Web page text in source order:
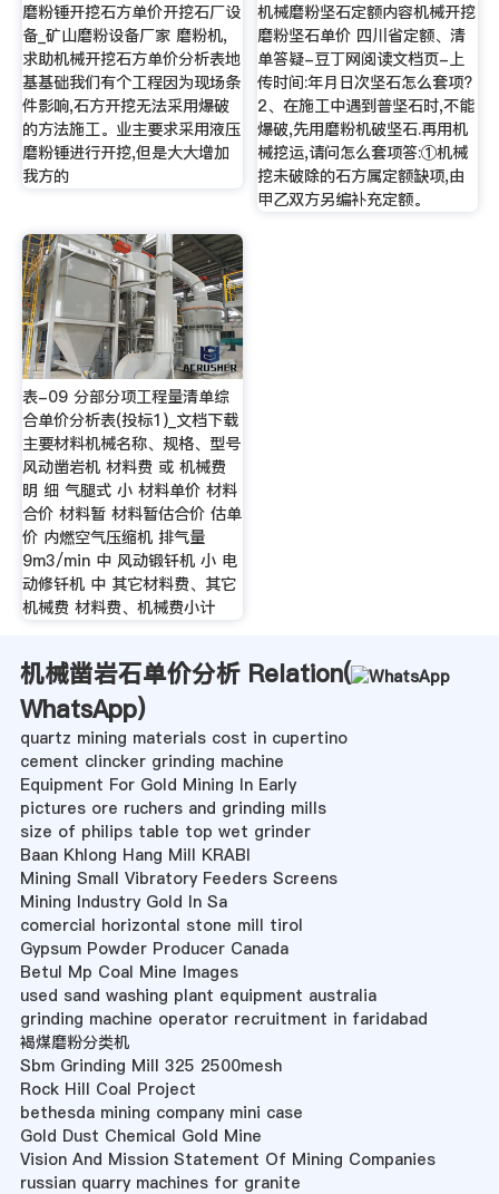
磨粉锤开挖石方单价开挖石厂设
备_矿山磨粉设备厂家 磨粉机,
求助机械开挖石方单价分析表地
基基础我们有个工程因为现场条
件影响,石方开挖无法采用爆破
的方法施工。业主要求采用液压
磨粉锤进行开挖,但是大大增加
我方的
机械磨粉坚石定额内容机械开挖
磨粉坚石单价 四川省定额、清
单答疑-豆丁网阅读文档页-上
传时间:年月日次坚石怎么套项?
2、在施工中遇到普坚石时,不能
爆破,先用磨粉机破坚石.再用机
械挖运,请问怎么套项答:①机械
挖未破除的石方属定额缺项,由
甲乙双方另编补充定额。
表-09 分部分项工程量清单综
合单价分析表(投标1)_文档下载
主要材料机械名称、规格、型号
风动凿岩机 材料费 或 机械费
明 细 气腿式 小 材料单价 材料
合价 材料暂 材料暂估合价 估单
价 内燃空气压缩机 排气量
9m3/min 中 风动锻钎机 小 电
动修钎机 中 其它材料费、其它
机械费 材料费、机械费小计
机械凿岩石单价分析 Relation(
WhatsApp)
quartz mining materials cost in cupertino
cement clincker grinding machine
Equipment For Gold Mining In Early
pictures ore ruchers and grinding mills
size of philips table top wet grinder
Baan Khlong Hang Mill KRABI
Mining Small Vibratory Feeders Screens
Mining Industry Gold In Sa
comercial horizontal stone mill tirol
Gypsum Powder Producer Canada
Betul Mp Coal Mine Images
used sand washing plant equipment australia
grinding machine operator recruitment in faridabad
褐煤磨粉分类机
Sbm Grinding Mill 325 2500mesh
Rock Hill Coal Project
bethesda mining company mini case
Gold Dust Chemical Gold Mine
Vision And Mission Statement Of Mining Companies
russian quarry machines for granite